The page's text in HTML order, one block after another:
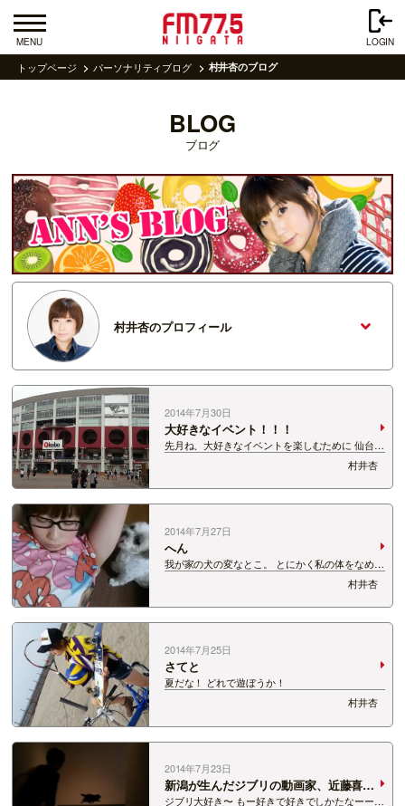
MENU LOGIN
トップページ パーソナリティブログ 村井杏のブログ
BLOG
ブログ
村井杏のプロフィール
2014年7月30日
大好きなイベント！！！
先月ね、大好きなイベントを楽しむために 仙台ま
でぷらっと遠征してきました。 大好きなイベント
とは・・・ リアル脱出ゲームです！！！ 新潟公
演は一回目からずっと担当させてもらってまし
て、 最近は長野公演もMCやらせてもらっ…
村井杏
2014年7月27日
へん
我が家の犬の変なとこ。 とにかく私の体をなめま
くる！！！ 塩分とりすぎかと思われる。 舐めつ
くしたあとは寝ます。 我が家の母の変なとこ。
ズボンを干すときが個性的である。
村井杏
2014年7月25日
さてと
夏だな！ どれで遊ぼうか！
村井杏
2014年7月23日
新潟が生んだジブリの動画家、近藤喜文
展
ジブリ大好き〜 もー好きで好きでしかたなーー